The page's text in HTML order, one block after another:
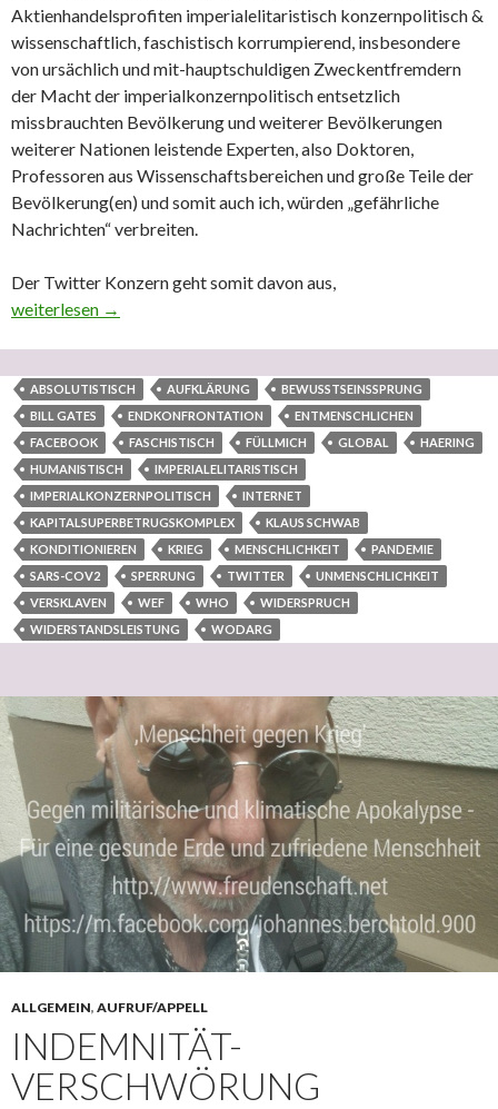
Aktienhandelsprofiten imperialelitaristisch konzernpolitisch &
wissenschaftlich, faschistisch korrumpierend, insbesondere
von ursächlich und mit-hauptschuldigen Zweckentfremdern
der Macht der imperialkonzernpolitisch entsetzlich
missbrauchten Bevölkerung und weiterer Bevölkerungen
weiterer Nationen leistende Experten, also Doktoren,
Professoren aus Wissenschaftsbereichen und große Teile der
Bevölkerung(en) und somit auch ich, würden „gefährliche
Nachrichten“ verbreiten.
Der Twitter Konzern geht somit davon aus,
Der irre leitenden Sperrung von 7 Tagen durch Twitter wird
weiterlesen →
ABSOLUTISTISCH AUFKLÄRUNG
BEWUSSTSEINSSPRUNG
BILL GATES
ENDKONFRONTATION
ENTMENSCHLICHEN
FACEBOOK
FASCHISTISCH FÜLLMICH GLOBAL
HAERING
HUMANISTISCH
IMPERIALELITARISTISCH
IMPERIALKONZERNPOLITISCH
INTERNET
KAPITALSUPERBETRUGSKOMPLEX
KLAUS SCHWAB
KONDITIONIEREN
KRIEG MENSCHLICHKEIT
PANDEMIE
SARS-COV2
SPERRUNG TWITTER
UNMENSCHLICHKEIT
VERSKLAVEN
WEF WHO
WIDERSPRUCH
WIDERSTANDSLEISTUNG
WODARG
ALLGEMEIN, AUFRUF/APPELL
INDEMNITÄT-
VERSCHWÖRUNG